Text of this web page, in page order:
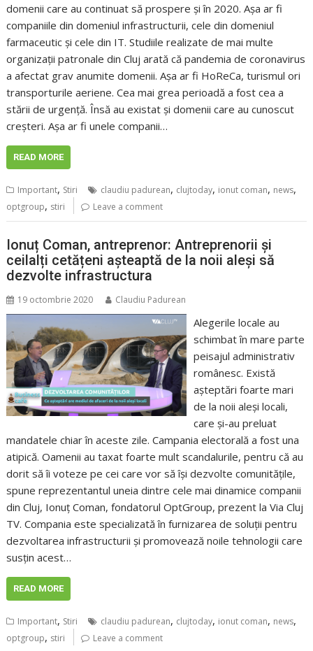
domenii care au continuat să prospere și în 2020. Așa ar fi
companiile din domeniul infrastructurii, cele din domeniul
farmaceutic și cele din IT. Studiile realizate de mai multe
organizații patronale din Cluj arată că pandemia de coronavirus
a afectat grav anumite domenii. Așa ar fi HoReCa, turismul ori
transporturile aeriene. Cea mai grea perioadă a fost cea a
stării de urgență. Însă au existat și domenii care au cunoscut
creșteri. Așa ar fi unele companii…
READ MORE
Important, Stiri claudiu padurean, clujtoday, ionut coman, news,
optgroup, stiri Leave a comment
Ionuț Coman, antreprenor: Antreprenorii și
ceilalți cetățeni așteaptă de la noii aleși să
dezvolte infrastructura
19 octombrie 2020 Claudiu Padurean
Alegerile locale au
schimbat în mare parte
peisajul administrativ
românesc. Există
așteptări foarte mari
de la noii aleși locali,
care și-au preluat
mandatele chiar în aceste zile. Campania electorală a fost una
atipică. Oamenii au taxat foarte mult scandalurile, pentru că au
dorit să îi voteze pe cei care vor să își dezvolte comunitățile,
spune reprezentantul uneia dintre cele mai dinamice companii
din Cluj, Ionuț Coman, fondatorul OptGroup, prezent la Via Cluj
TV. Compania este specializată în furnizarea de soluții pentru
dezvoltarea infrastructurii și promovează noile tehnologii care
susțin acest…
READ MORE
Important, Stiri claudiu padurean, clujtoday, ionut coman, news,
optgroup, stiri Leave a comment